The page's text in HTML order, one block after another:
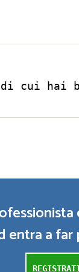
cui hai
entra a